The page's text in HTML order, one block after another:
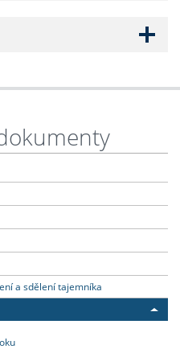
a sdělení tajemníka